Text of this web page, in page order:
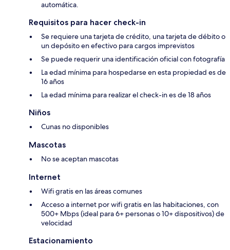
automática.
Requisitos para hacer check-in
Se requiere una tarjeta de crédito, una tarjeta de débito o
un depósito en efectivo para cargos imprevistos
Se puede requerir una identificación oficial con fotografía
La edad mínima para hospedarse en esta propiedad es de
16 años
La edad mínima para realizar el check-in es de 18 años
Niños
Cunas no disponibles
Mascotas
No se aceptan mascotas
Internet
Wifi gratis en las áreas comunes
Acceso a internet por wifi gratis en las habitaciones, con
500+ Mbps (ideal para 6+ personas o 10+ dispositivos) de
velocidad
Estacionamiento